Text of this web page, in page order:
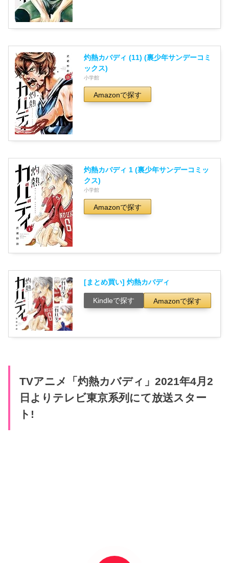
灼熱カバディ (11) (裏少年サンデーコミ
ックス)
小学館
Amazonで探す
灼熱カバディ 1 (裏少年サンデーコミッ
クス)
小学館
Amazonで探す
[まとめ買い] 灼熱カバディ
Kindleで探す Amazonで探す
TVアニメ「灼熱カバディ」2021年4月2
日よりテレビ東京系列にて放送スター
ト!